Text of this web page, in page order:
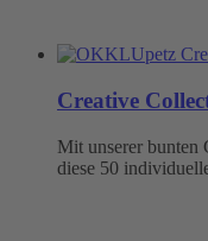
Creative
Mit unserer bunten
diese 50